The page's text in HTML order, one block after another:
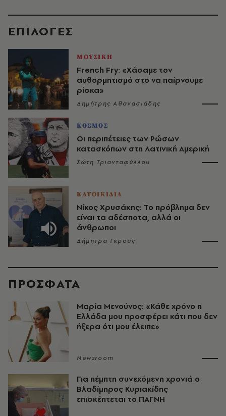
EΠΙΛΟΓΈΣ
ΜΟΥΣΙΚΗ
French Fry: «Χάσαμε τον
αυθορμητισμό στο να παίρνουμε
ρίσκα»
Δημήτρης Αθανασιάδης
ΚΟΣΜΟΣ
Οι περιπέτειες των Ρώσων
κατασκόπων στη Λατινική Αμερική
Σώτη Τριανταφύλλου
ΚΑΤΟΙΚΙΔΙΑ
Νίκος Χρυσάκης: Το πρόβλημα δεν
είναι τα αδέσποτα, αλλά οι
άνθρωποι
Δήμητρα Γκρους
ΠΡΟΣΦΑΤΑ
Μαρία Μενούνος: «Κάθε χρόνο η
Ελλάδα μου προσφέρει κάτι που δεν
ήξερα ότι μου έλειπε»
Newsroom
Για πέμπτη συνεχόμενη χρονιά ο
Βλαδίμηρος Κυριακίδης
επισκέπτεται το ΠΑΓΝΗ